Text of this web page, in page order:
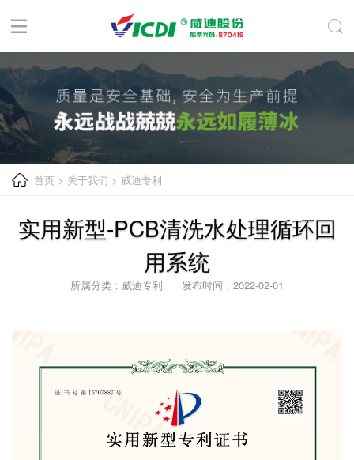
首页 > 关于我们 > 威迪专利
实用新型-PCB清洗水处理循环回
用系统
所属分类：威迪专利 发布时间：2022-02-01